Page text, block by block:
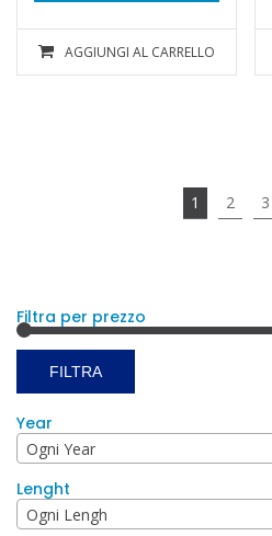
AGGIUNGI AL CARRELLO
1 2 3
Filtra per prezzo
FILTRA
Year
Ogni Year
Lenght
Ogni Lengh